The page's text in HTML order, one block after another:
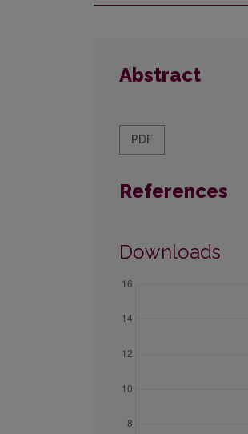
Abstract
PDF
References
Downloads